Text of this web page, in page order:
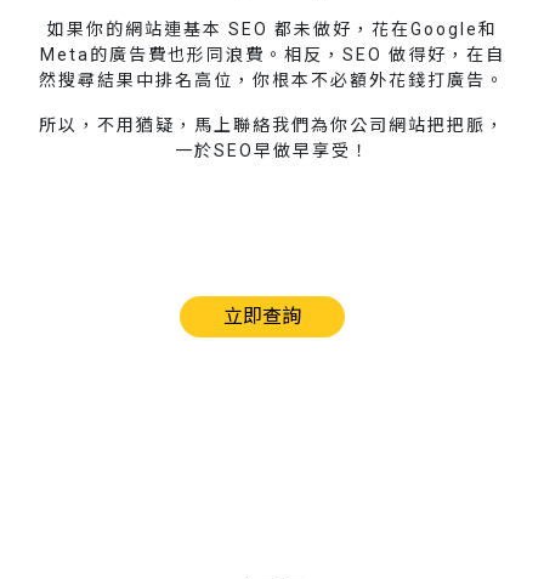
如果你的網站連基本 SEO 都未做好，花在Google和
Meta的廣告費也形同浪費。相反，SEO 做得好，在自
然搜尋結果中排名高位，你根本不必額外花錢打廣告。
所以，不用猶疑，馬上聯絡我們為你公司網站把把脈，
一於SEO早做早享受！
立即查詢